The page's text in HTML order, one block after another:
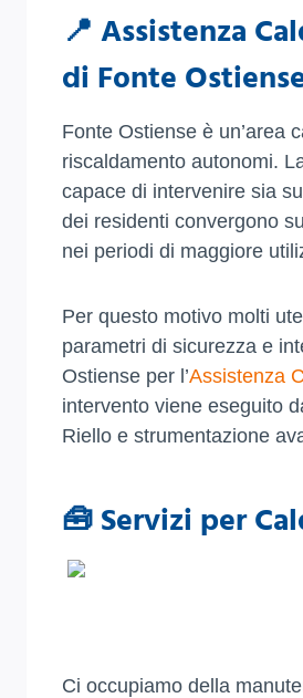
📍 Assistenza
di Fonte
Fonte Ostiense è un’area
riscaldamento autonomi.
capace di intervenire sia
dei residenti convergono
nei periodi di maggiore
Per questo motivo molti
parametri di sicurezza e
Ostiense per l’Assistenza
intervento viene eseguito
Riello e strumentazione
🧰 Servizi per
Ci occupiamo della